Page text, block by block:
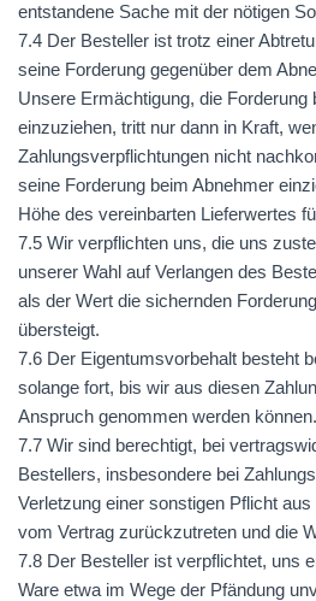
entstandene Sache mit der nötigen
7.4 Der Besteller ist trotz einer
seine Forderung gegenüber dem
Unsere Ermächtigung, die Forderung
einzuziehen, tritt nur dann in Kraft,
Zahlungsverpflichtungen nicht
seine Forderung beim Abnehmer
Höhe des vereinbarten Lieferwertes
7.5 Wir verpflichten uns, die uns
unserer Wahl auf Verlangen des
als der Wert die sichernden
übersteigt.
7.6 Der Eigentumsvorbehalt besteht
solange fort, bis wir aus diesen
Anspruch genommen werden können.
7.7 Wir sind berechtigt, bei
Bestellers, insbesondere bei
Verletzung einer sonstigen Pflicht
vom Vertrag zurückzutreten und die
7.8 Der Besteller ist verpflichtet, uns
Ware etwa im Wege der Pfändung